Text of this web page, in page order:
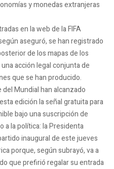
y monedas extranjeras
en la web de la FIFA
aseguró, se han registrado
de los mapas de los
acción legal conjunta de
que se han producido.
Mundial han alcanzado
edición la señal gratuita para
bajo una suscripción de
a la política: la Presidenta
inaugural de este jueves
porque, según subrayó, va a
que prefirió regalar su entrada